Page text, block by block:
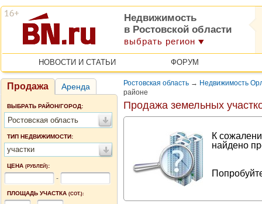
Недвижимость
в Ростовской области
выбрать регион
НОВОСТИ И СТАТЬИ ФОРУМ
Продажа Аренда
ВЫБРАТЬ РАЙОН/ГОРОД:
Ростовская область
ТИП НЕДВИЖИМОСТИ:
участки
ЦЕНА (РУБЛЕЙ):
-
ПЛОЩАДЬ УЧАСТКА (СОТ.):
Ростовская область → Недвижимость
районе
Продажа земельных
К
найдено